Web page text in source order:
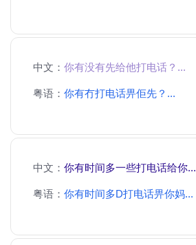
中文： 你有没有先给他打电话？...
粤语： 你有冇打电话畀佢先？...
中文： 你有时间多一些打电话给你...
粤语： 你有时间多D打电话畀你妈...